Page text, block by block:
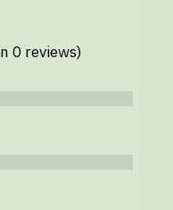
0 reviews)